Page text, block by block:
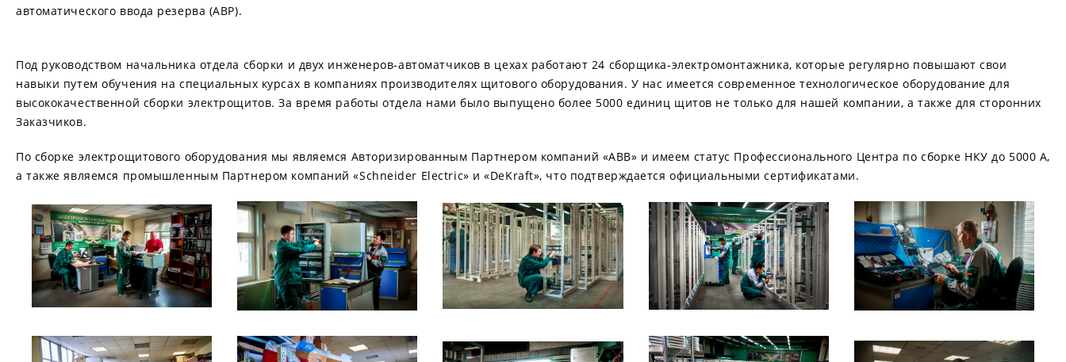
автоматического ввода резерва (АВР).
Под руководством начальника отдела сборки и двух инженеров-автоматчиков в цехах работают 24 сборщика-электромонтажника, которые регулярно повышают свои
навыки путем обучения на специальных курсах в компаниях производителях щитового оборудования. У нас имеется современное технологическое оборудование для
высококачественной сборки электрощитов. За время работы отдела нами было выпущено более 5000 единиц щитов не только для нашей компании, а также для сторонних
Заказчиков.
По сборке электрощитового оборудования мы являемся Авторизированным Партнером компаний «ABB» и имеем статус Профессионального Центра по сборке НКУ до 5000 А,
а также являемся промышленным Партнером компаний «Schneider Electric» и «DeKraft», что подтверждается официальными сертификатами.